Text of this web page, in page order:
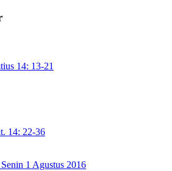
14: 13-21
14: 22-36
1 Agustus 2016